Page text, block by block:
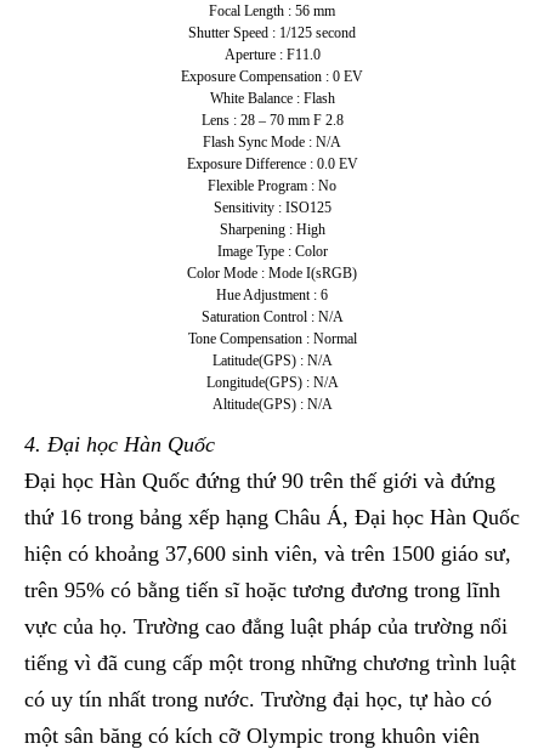
Focal Length : 56 mm
Shutter Speed : 1/125 second
Aperture : F11.0
Exposure Compensation : 0 EV
White Balance : Flash
Lens : 28 – 70 mm F 2.8
Flash Sync Mode : N/A
Exposure Difference : 0.0 EV
Flexible Program : No
Sensitivity : ISO125
Sharpening : High
Image Type : Color
Color Mode : Mode I(sRGB)
Hue Adjustment : 6
Saturation Control : N/A
Tone Compensation : Normal
Latitude(GPS) : N/A
Longitude(GPS) : N/A
Altitude(GPS) : N/A
4. Đại học Hàn Quốc
Đại học Hàn Quốc đứng thứ 90 trên thế giới và đứng
thứ 16 trong bảng xếp hạng Châu Á, Đại học Hàn Quốc
hiện có khoảng 37,600 sinh viên, và trên 1500 giáo sư,
trên 95% có bằng tiến sĩ hoặc tương đương trong lĩnh
vực của họ. Trường cao đẳng luật pháp của trường nổi
tiếng vì đã cung cấp một trong những chương trình luật
có uy tín nhất trong nước. Trường đại học, tự hào có
một sân băng có kích cỡ Olympic trong khuôn viên